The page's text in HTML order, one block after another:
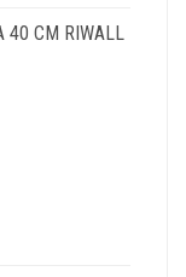
40 CM RIWALL